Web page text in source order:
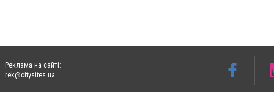
Реклама на сайті:
rek@citysites.ua